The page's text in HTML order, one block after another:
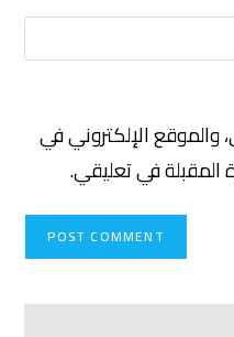
والموقع الإلكتروني في
المقبلة في تعليقي.